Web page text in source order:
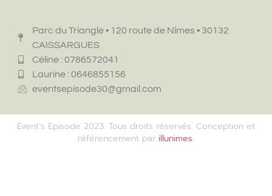
Parc du Triangle • 120 route de Nîmes • 30132
CAISSARGUES
Céline : 0786572041
Laurine : 0646855156
eventsepisode30@gmail.com
Event’s Episode 2023. Tous droits réservés. Conception et
référencement par illunimes.